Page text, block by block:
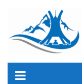
содержанию